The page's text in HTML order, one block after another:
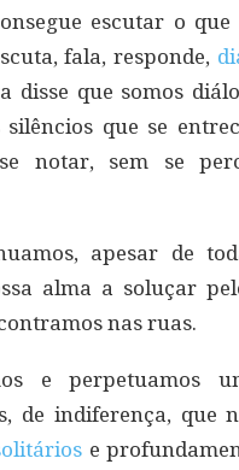
escutar o
fala, responde,
disse que somos
silêncios que se
notar, sem se
apesar de
alma a soluçar
nas ruas.
e perpetuamos
de indiferença, que
e